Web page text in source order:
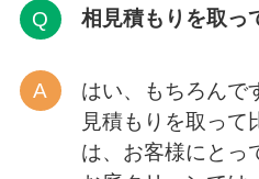
相見積もりを取っ
はい、もちろんで
見積もりを取って
は、お客様にとっ